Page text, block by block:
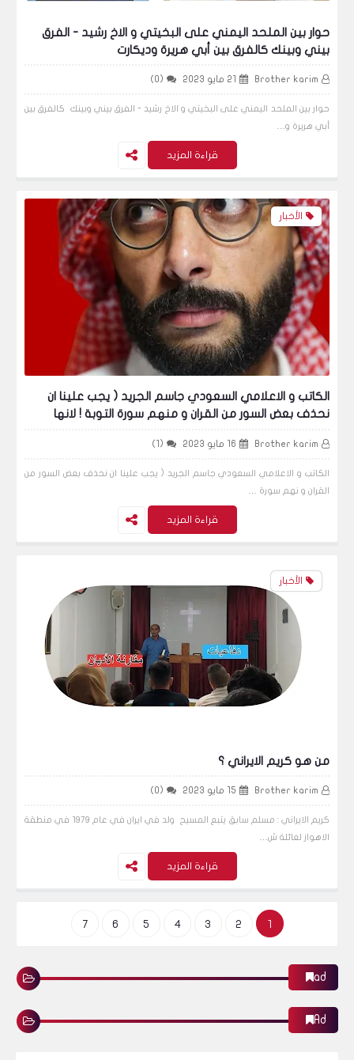
زوجته الإعلامية لحظة الحكم بإعدامه
حوار بين الملحد اليمني على البخيتي و الاخ رشيد - الفرق
بيني وبينك كالفرق بين أبي هريرة وديكارت
Brother karim 21 مايو 2023 (0)
حوار بين الملحد اليمني على البخيتي و الاخ رشيد - الفرق بيني وبينك كالفرق بين
أبي هريرة و…
قراءة المزيد
الأخبار
الكاتب و الاعلامي السعودي جاسم الجريد ( يجب علينا ان
نحذف بعض السور من القران و منهم سورة التوبة ! لانها
Brother karim 16 مايو 2023 (1)
الكاتب و الاعلامي السعودي جاسم الجريد ( يجب علينا ان نحذف بعض السور من
القران و نهم سورة …
قراءة المزيد
الأخبار
من هو كريم الايراني ؟
Brother karim 15 مايو 2023 (0)
كريم الايراني : مسلم سابق يتبع المسيح ولد في ايران في عام ١٩٧٩ في منطقة
الاهواز لعائلة ش…
قراءة المزيد
1
2
3
4
5
6
7
ad
Ad